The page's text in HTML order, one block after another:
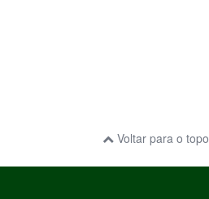
Voltar para o topo